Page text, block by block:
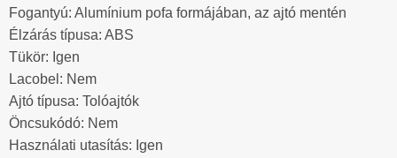
Fogantyú: Alumínium pofa formájában, az ajtó mentén
Élzárás típusa: ABS
Tükör: Igen
Lacobel: Nem
Ajtó típusa: Tolóajtók
Öncsukódó: Nem
Használati utasítás: Igen